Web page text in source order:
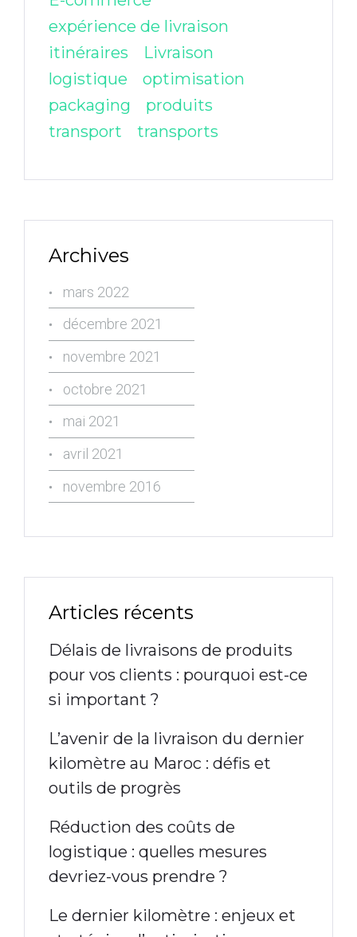
expérience de livraison
itinéraires
Livraison
logistique
optimisation
packaging
produits
transport
transports
Archives
mars 2022
décembre 2021
novembre 2021
octobre 2021
mai 2021
avril 2021
novembre 2016
Articles récents
Délais de livraisons de produits
pour vos clients : pourquoi est-ce
si important ?
L’avenir de la livraison du dernier
kilomètre au Maroc : défis et
outils de progrès
Réduction des coûts de
logistique : quelles mesures
devriez-vous prendre ?
Le dernier kilomètre : enjeux et